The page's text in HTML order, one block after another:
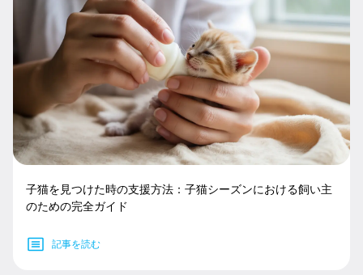
子猫を見つけた時の支援方法：子猫シーズンにおける飼い主
のための完全ガイド
記事を読む